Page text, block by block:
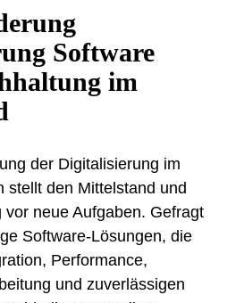
Software
im
der Digitalisierung im
stellt den Mittelstand und
neue Aufgaben. Gefragt
Software-Lösungen, die
Performance,
und zuverlässigen